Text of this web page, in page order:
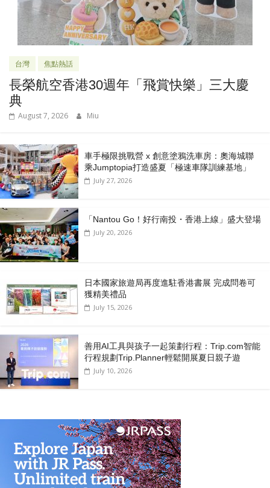
台灣 焦點熱話
長榮航空香港30週年「飛賞快樂」三大慶
典
August 7, 2026 Miu
車手極限挑戰營 x 創意塗鴉洗車房：奧海城聯
乘Jumptopia打造盛夏「極速車隊訓練基地」
July 27, 2026
「Nantou Go！好行南投・香港上線」盛大登場
July 20, 2026
日本國家旅遊局再度進駐香港書展 完成問卷可
獲精美禮品
July 15, 2026
善用AI工具與孩子一起策劃行程：Trip.com智能
行程規劃Trip.Planner輕鬆開展夏日親子遊
July 10, 2026